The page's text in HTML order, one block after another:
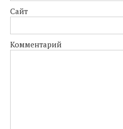
Сайт
Комментарий